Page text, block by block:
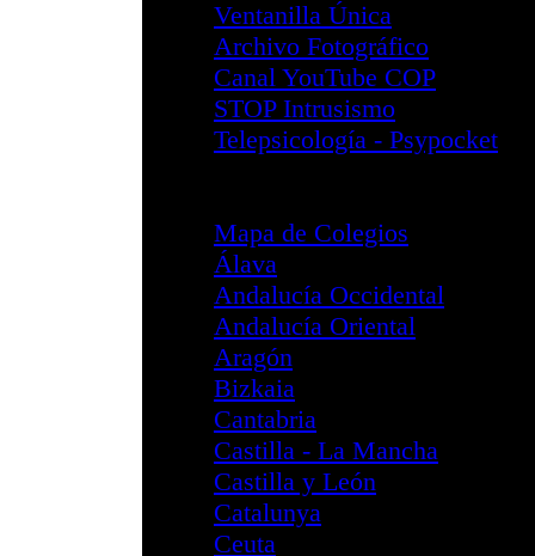
División PCIA
Área Igualdad
Facultades de
Emergencias y
Objetivos del
Composición
Acciones
Legislación y
Intervención